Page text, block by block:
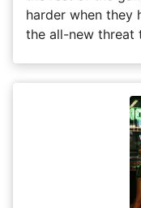
harder when they
the all-new threat